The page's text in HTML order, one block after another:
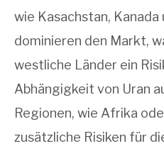
wie Kasachstan, Kanada
dominieren den Markt,
westliche Länder ein
Abhängigkeit von Uran
Regionen, wie Afrika
zusätzliche Risiken für